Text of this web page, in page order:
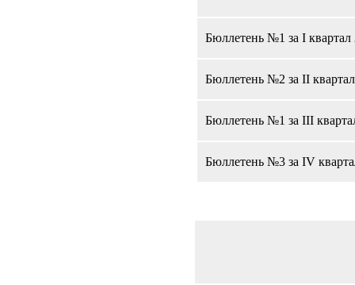
Бюллетень №1 за I квартал
Бюллетень №2 за II
Бюллетень №1 за III
Бюллетень №3 за IV